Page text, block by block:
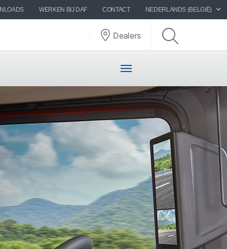
WERKEN BIJ DAF CONTACT NEDERLANDS (BELGIË)
Dealers